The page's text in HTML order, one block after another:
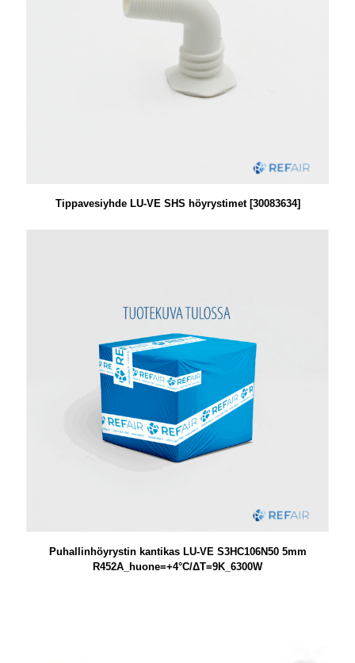
Tippavesiyhde LU-VE SHS höyrystimet [30083634]
Puhallinhöyrystin kantikas LU-VE S3HC106N50 5mm
R452A_huone=+4°C/ΔT=9K_6300W